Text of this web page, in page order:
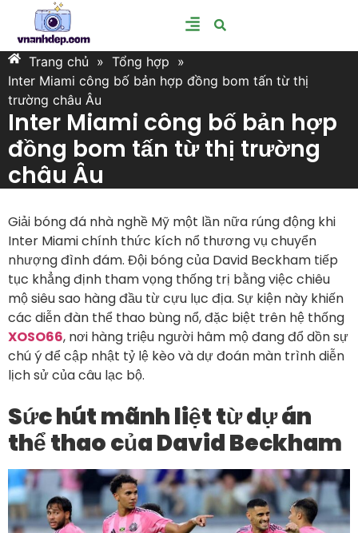
Trang chủ » Tổng hợp »
Inter Miami công bố bản hợp đồng bom tấn từ thị
trường châu Âu
Inter Miami công bố bản hợp
đồng bom tấn từ thị trường
châu Âu
Giải bóng đá nhà nghề Mỹ một lần nữa rúng động khi
Inter Miami chính thức kích nổ thương vụ chuyển
nhượng đình đám. Đội bóng của David Beckham tiếp
tục khẳng định tham vọng thống trị bằng việc chiêu
mộ siêu sao hàng đầu từ cựu lục địa. Sự kiện này khiến
các diễn đàn thể thao bùng nổ, đặc biệt trên hệ thống
XOSO66, nơi hàng triệu người hâm mộ đang đổ dồn sự
chú ý để cập nhật tỷ lệ kèo và dự đoán màn trình diễn
lịch sử của câu lạc bộ.
Sức hút mãnh liệt từ dự án
thể thao của David Beckham